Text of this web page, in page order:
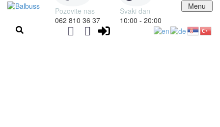
Pozovite nas
062 810 36 37
Svaki dan
10:00 - 20:00
Menu